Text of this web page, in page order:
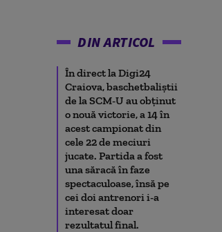
DIN ARTICOL
În direct la Digi24
Craiova, baschetbaliştii
de la SCM-U au obţinut
o nouă victorie, a 14 în
acest campionat din
cele 22 de meciuri
jucate. Partida a fost
una săracă în faze
spectaculoase, însă pe
cei doi antrenori i-a
interesat doar
rezultatul final.